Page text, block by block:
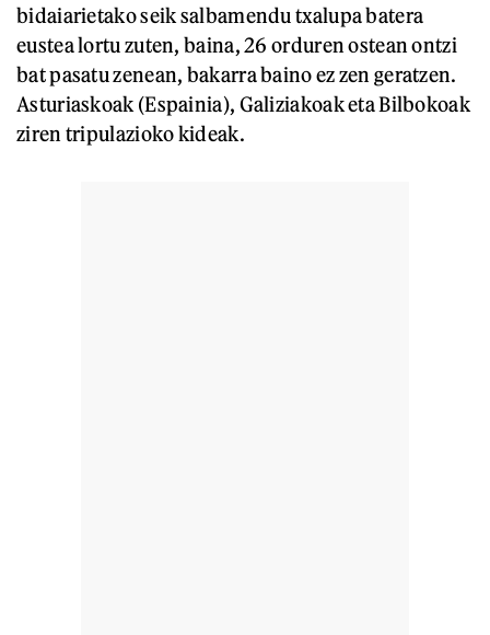
bidaiarietako seik salbamendu txalupa batera
eustea lortu zuten, baina, 26 orduren ostean ontzi
bat pasatu zenean, bakarra baino ez zen geratzen.
Asturiaskoak (Espainia), Galiziakoak eta Bilbokoak
ziren tripulazioko kideak.